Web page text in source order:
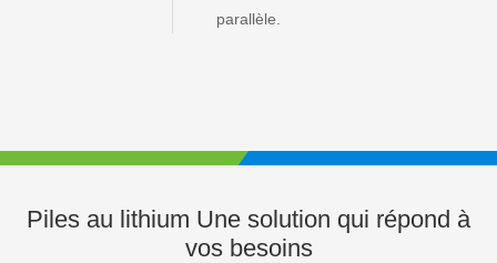
parallèle.
Piles au lithium Une solution qui répond à
vos besoins